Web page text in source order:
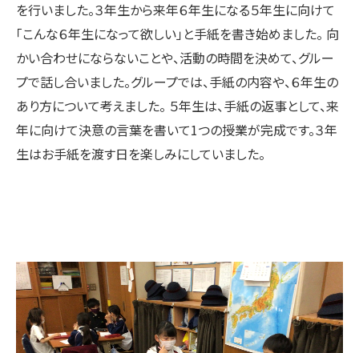
を行いました。３年生から来年６年生になる５年生に向けて
「こんな６年生になって欲しい」と手紙を書き始めました。 向
かい合わせにならないことや、活動の時間を決めて、グルー
プで話し合いました。グループでは、手紙の内容や、６年生の
あり方について考えました。 ５年生は、手紙の返事として、来
年に向けて決意の言葉を書いて1つの授業が完成です。３年
生はお手紙を渡す日を楽しみにしていました。